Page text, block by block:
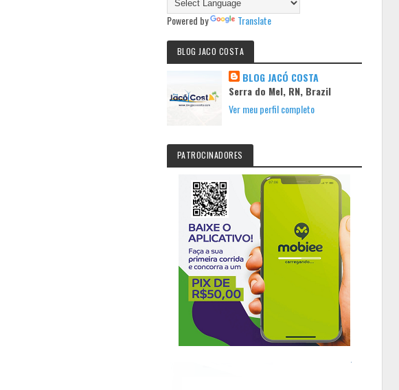
Powered by Translate
BLOG JACO COSTA
BLOG JACÓ COSTA
Serra do Mel, RN, Brazil
Ver meu perfil completo
PATROCINADORES